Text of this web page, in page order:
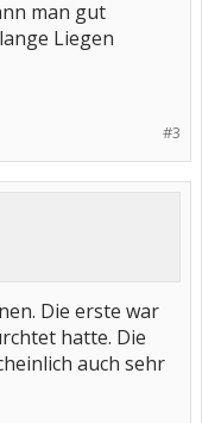
man gut
Liegen
#3
Die erste war
hatte. Die
auch sehr